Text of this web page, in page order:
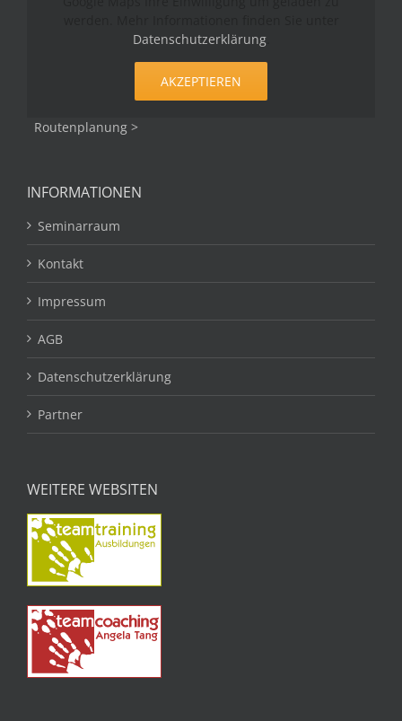
Datenschutzerklärung.
AKZEPTIEREN
Routenplanung >
INFORMATIONEN
Seminarraum
Kontakt
Impressum
AGB
Datenschutzerklärung
Partner
WEITERE WEBSITEN